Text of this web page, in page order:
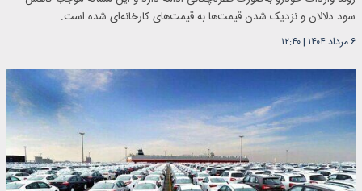
سود دلالان و نزدیک شدن قیمت‌ها به قیمت‌های کارخانه‌ای شده است.
۶ مرداد ۱۴۰۴ |۱۲:۴۰